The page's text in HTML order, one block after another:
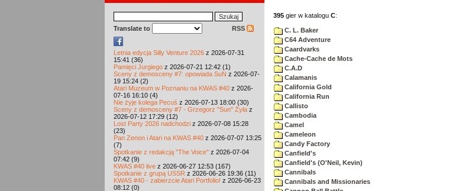
Translate to RSS
Letnia edycja Silly Venture 2026 z 2026-07-31
15:41 (36)
Pamięci Jurgiego z 2026-07-21 12:42 (1)
Sceny z demosceny #7: opowiada SuN z 2026-07-
19 15:24 (2)
Atari Muzeum w Poznaniu na KWAS #40 z 2026-
07-16 16:10 (4)
Nie żyje kolega Pecuś z 2026-07-13 18:00 (30)
Sceny z demosceny #7 - Grzegorz "Sun" Żyła z
2026-07-12 17:29 (12)
Lost Party 2026 nadchodzi z 2026-07-08 15:28
(23)
Pan Zenon i Atari na KWAS #40 z 2026-07-07 13:25
(7)
Spotkanie z redakcją "The Voice" z 2026-07-04
07:42 (9)
KWAS #40 live z 2026-06-27 12:53 (167)
Spotkanie z grupą USSR z 2026-06-26 19:36 (11)
KWAS #40 - zabierzcie Atari Portfolio! z 2026-06-23
08:12 (0)
395 gier w katalogu C:
C. L. Baker
C64 Adventure
Caardvarks
Cache-Cache de Mots
C.A.D
Calamanis
California Gold
California Run
Callisto
Cambodia
Camel
Cameleon
Candy Factory
Canfield's
Canfield's (O'Neil, Kevin)
Cannibals
Cannibals and Missionaries